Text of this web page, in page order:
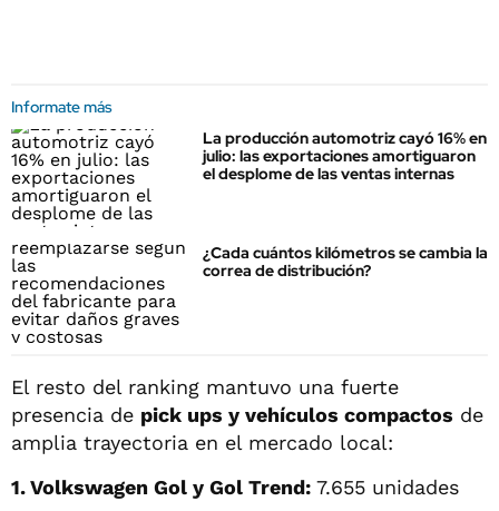
Informate más
La producción automotriz cayó 16% en
julio: las exportaciones amortiguaron
el desplome de las ventas internas
¿Cada cuántos kilómetros se cambia la
correa de distribución?
El resto del ranking mantuvo una fuerte
presencia de pick ups y vehículos compactos de
amplia trayectoria en el mercado local:
1. Volkswagen Gol y Gol Trend: 7.655 unidades